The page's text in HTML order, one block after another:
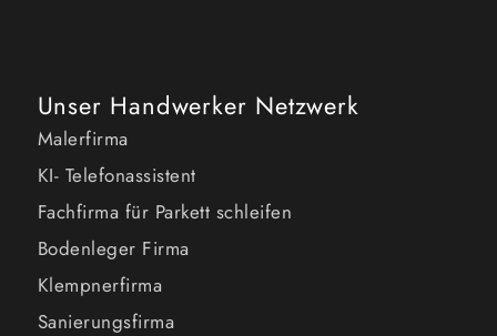
Unser Handwerker Netzwerk
Malerfirma
KI- Telefonassistent
Fachfirma für Parkett schleifen
Bodenleger Firma
Klempnerfirma
Sanierungsfirma